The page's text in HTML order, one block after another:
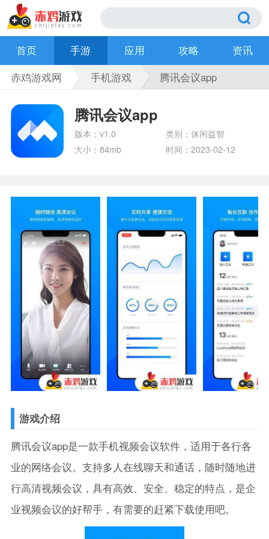
首页 手游 应用 攻略
资讯
赤鸡游戏网
手机游戏 腾讯会议app
腾讯会议app
版本：v1.0
类别：休闲益智
大小：84mb
时间：2023-02-12
游戏介绍
腾讯会议app是一款手机视频会议软件，适用于各行各
业的网络会议。支持多人在线聊天和通话，随时随地进
行高清视频会议，具有高效、安全、稳定的特点，是企
业视频会议的好帮手，有需要的赶紧下载使用吧。